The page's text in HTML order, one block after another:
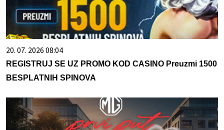
20. 07. 2026 08:04
REGISTRUJ SE UZ PROMO KOD CASINO Preuzmi 1500
BESPLATNIH SPINOVA